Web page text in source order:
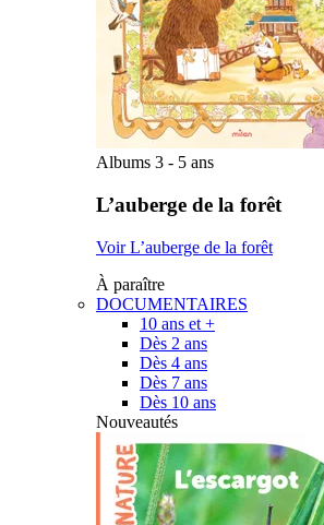
Albums 3 - 5 ans
L’auberge de la forêt
Voir L’auberge de la forêt
À paraître
DOCUMENTAIRES
10 ans et +
Dès 2 ans
Dès 4 ans
Dès 7 ans
Dès 10 ans
Nouveautés